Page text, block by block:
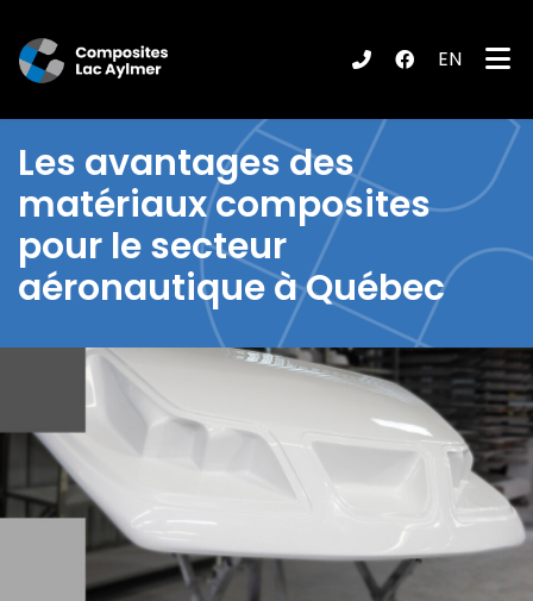
(Produits / Services )
EN
Les avantages des
matériaux composites
pour le secteur
aéronautique à Québec